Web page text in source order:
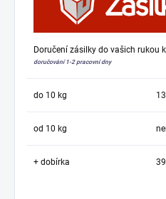
Doručení zásilky do vašich rukou
doručování 1-2 pracovní dny
do 10 kg
od 10 kg
+ dobírka